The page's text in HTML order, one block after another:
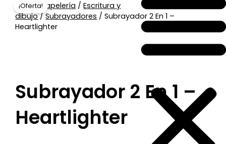
Inicio/Papelería /Escritura y
dibujo/Subrayadores / Subrayador 2 En 1 –
Heartlighter
¡Oferta!
Subrayador 2 En 1 –
Heartlighter